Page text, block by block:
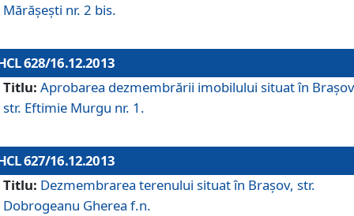
Mărăşeşti nr. 2 bis.
628/16.12.2013
Titlu: Aprobarea dezmembrării imobilului situat în
str. Eftimie Murgu nr. 1.
627/16.12.2013
Titlu: Dezmembrarea terenului situat în Braşov, str.
Dobrogeanu Gherea f.n.